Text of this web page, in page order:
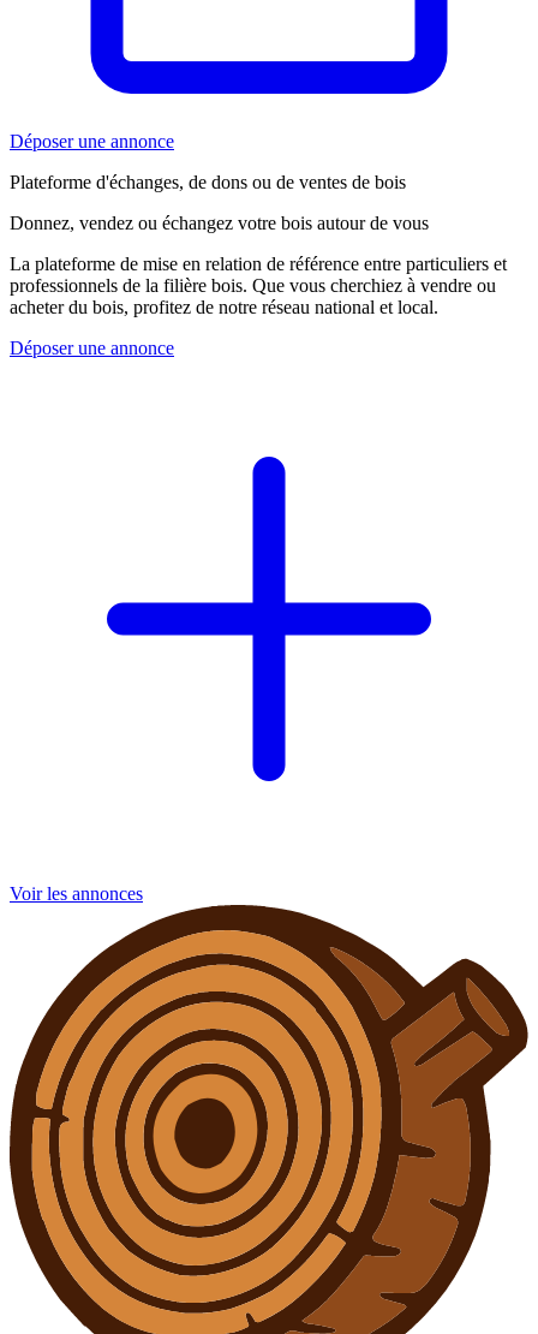
Déposer une annonce
Plateforme d'échanges, de dons ou de ventes de bois
Donnez, vendez ou échangez votre bois autour de vous
La plateforme de mise en relation de référence entre particuliers et
professionnels de la filière bois. Que vous cherchiez à vendre ou
acheter du bois, profitez de notre réseau national et local.
Déposer une annonce
Voir les annonces